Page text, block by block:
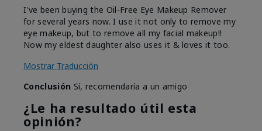
I've been buying the Oil-Free Eye Makeup Remover
for several years now. I use it not only to remove my
eye makeup, but to remove all my facial makeup!!
Now my eldest daughter also uses it & loves it too.
Mostrar Traducción
Conclusión Sí, recomendaría a un amigo
¿Le ha resultado útil esta
opinión?